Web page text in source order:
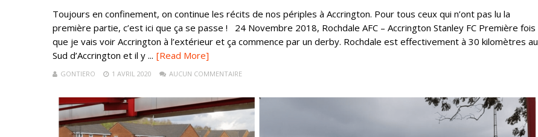
Toujours en confinement, on continue les récits de nos périples à Accrington. Pour tous ceux qui n’ont pas lu la
première partie, c’est ici que ça se passe ! 24 Novembre 2018, Rochdale AFC – Accrington Stanley FC Première fois
que je vais voir Accrington à l’extérieur et ça commence par un derby. Rochdale est effectivement à 30 kilomètres au
Sud d’Accrington et il y ... [Read More]
GONTIERO 1 AVRIL 2020 AUCUN COMMENTAIRE